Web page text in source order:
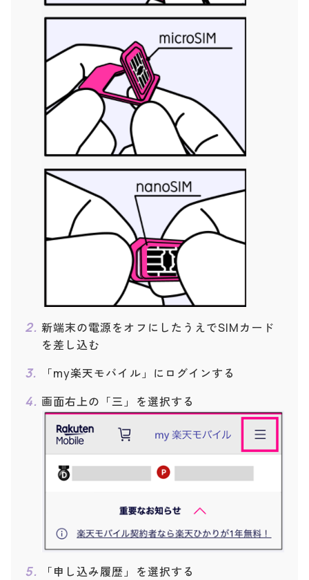
新端末の電源をオフにしたうえでSIMカード
を差し込む
「my楽天モバイル」にログインする
画面右上の「三」を選択する
「申し込み履歴」を選択する